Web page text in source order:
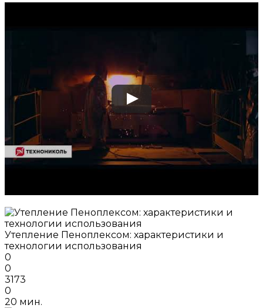
Утепление Пеноплексом: характеристики и
технологии использования
0
0
3173
0
20 мин.